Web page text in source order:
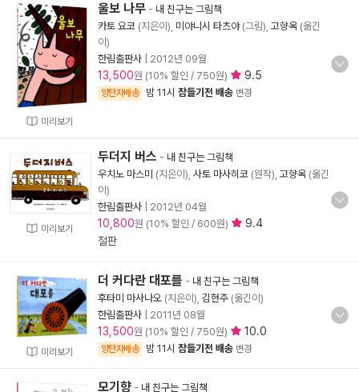
미리보기
울보 나무 - 내 친구는 그림책
카토 요코 (지은이), 미야니시 타츠야(그림), 고향옥 (옮긴
이)
한림출판사
2012년 09월
13,500원 (10% 할인 / 750원) 9.5
양탄자배송 밤 11시 잠들기전 배송 변경
미리보기
두더지 버스 - 내 친구는 그림책
우치노 마스미 (지은이), 사토 마사히코 (원작), 고향옥 (옮긴
이)
한림출판사
2012년 04월
10,800원 (10% 할인 / 600원)
9.4
절판
미리보기
더 커다란 대포를 - 내 친구는 그림책
후타미 마사나오 (지은이), 김현주 (옮긴이)
한림출판사
2011년 08월
13,500원 (10% 할인 / 750원) 10.0
양탄자배송 밤 11시 잠들기전 배송 변경
모기향 - 내 친구는 그림책